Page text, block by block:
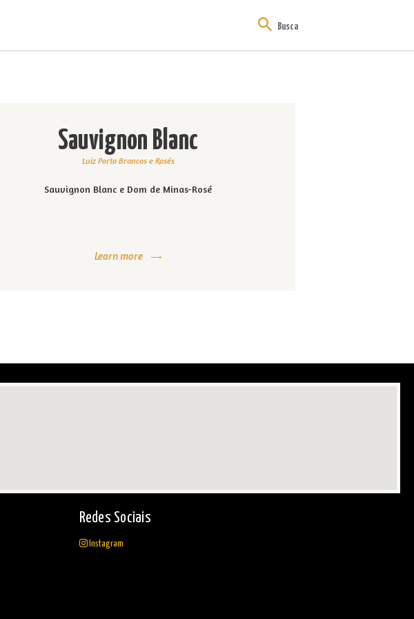
Sauvignon Blanc
Luiz Porto Brancos e Rosés
Sauvignon Blanc e Dom de Minas-Rosé
Learn more
Redes Sociais
Instagram